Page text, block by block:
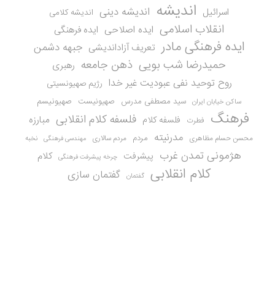
اسرائیل اندیشه اندیشه دینی اندیشه کلامی
انقلاب اسلامی ایده اصلاحی ایده فرهنگی
ایده فرهنگی مادر تعریف آزاداندیشی جبهه دشمن
حمیدرضا شب بویی ذهن جامعه رهبری
روح توحید نفی عبودیت غیر خدا رژیم صهیونسیتی
ساکن خیابان ایران سید مصطفی مدرس صهیونیست صهیونیسم
فرهنگ فطرت فلسفه کلام فلسفه کلام انقلابی مبارزه
محسن حسام مظاهری مدرنیته مردم مردم سالاری مهندسی فرهنگی نخبه
هژمونی تمدن غرب پیشرفت چرخه پیشرفت فرهنگی کلام
کلام انقلابی گفتمان گفتمان سازی